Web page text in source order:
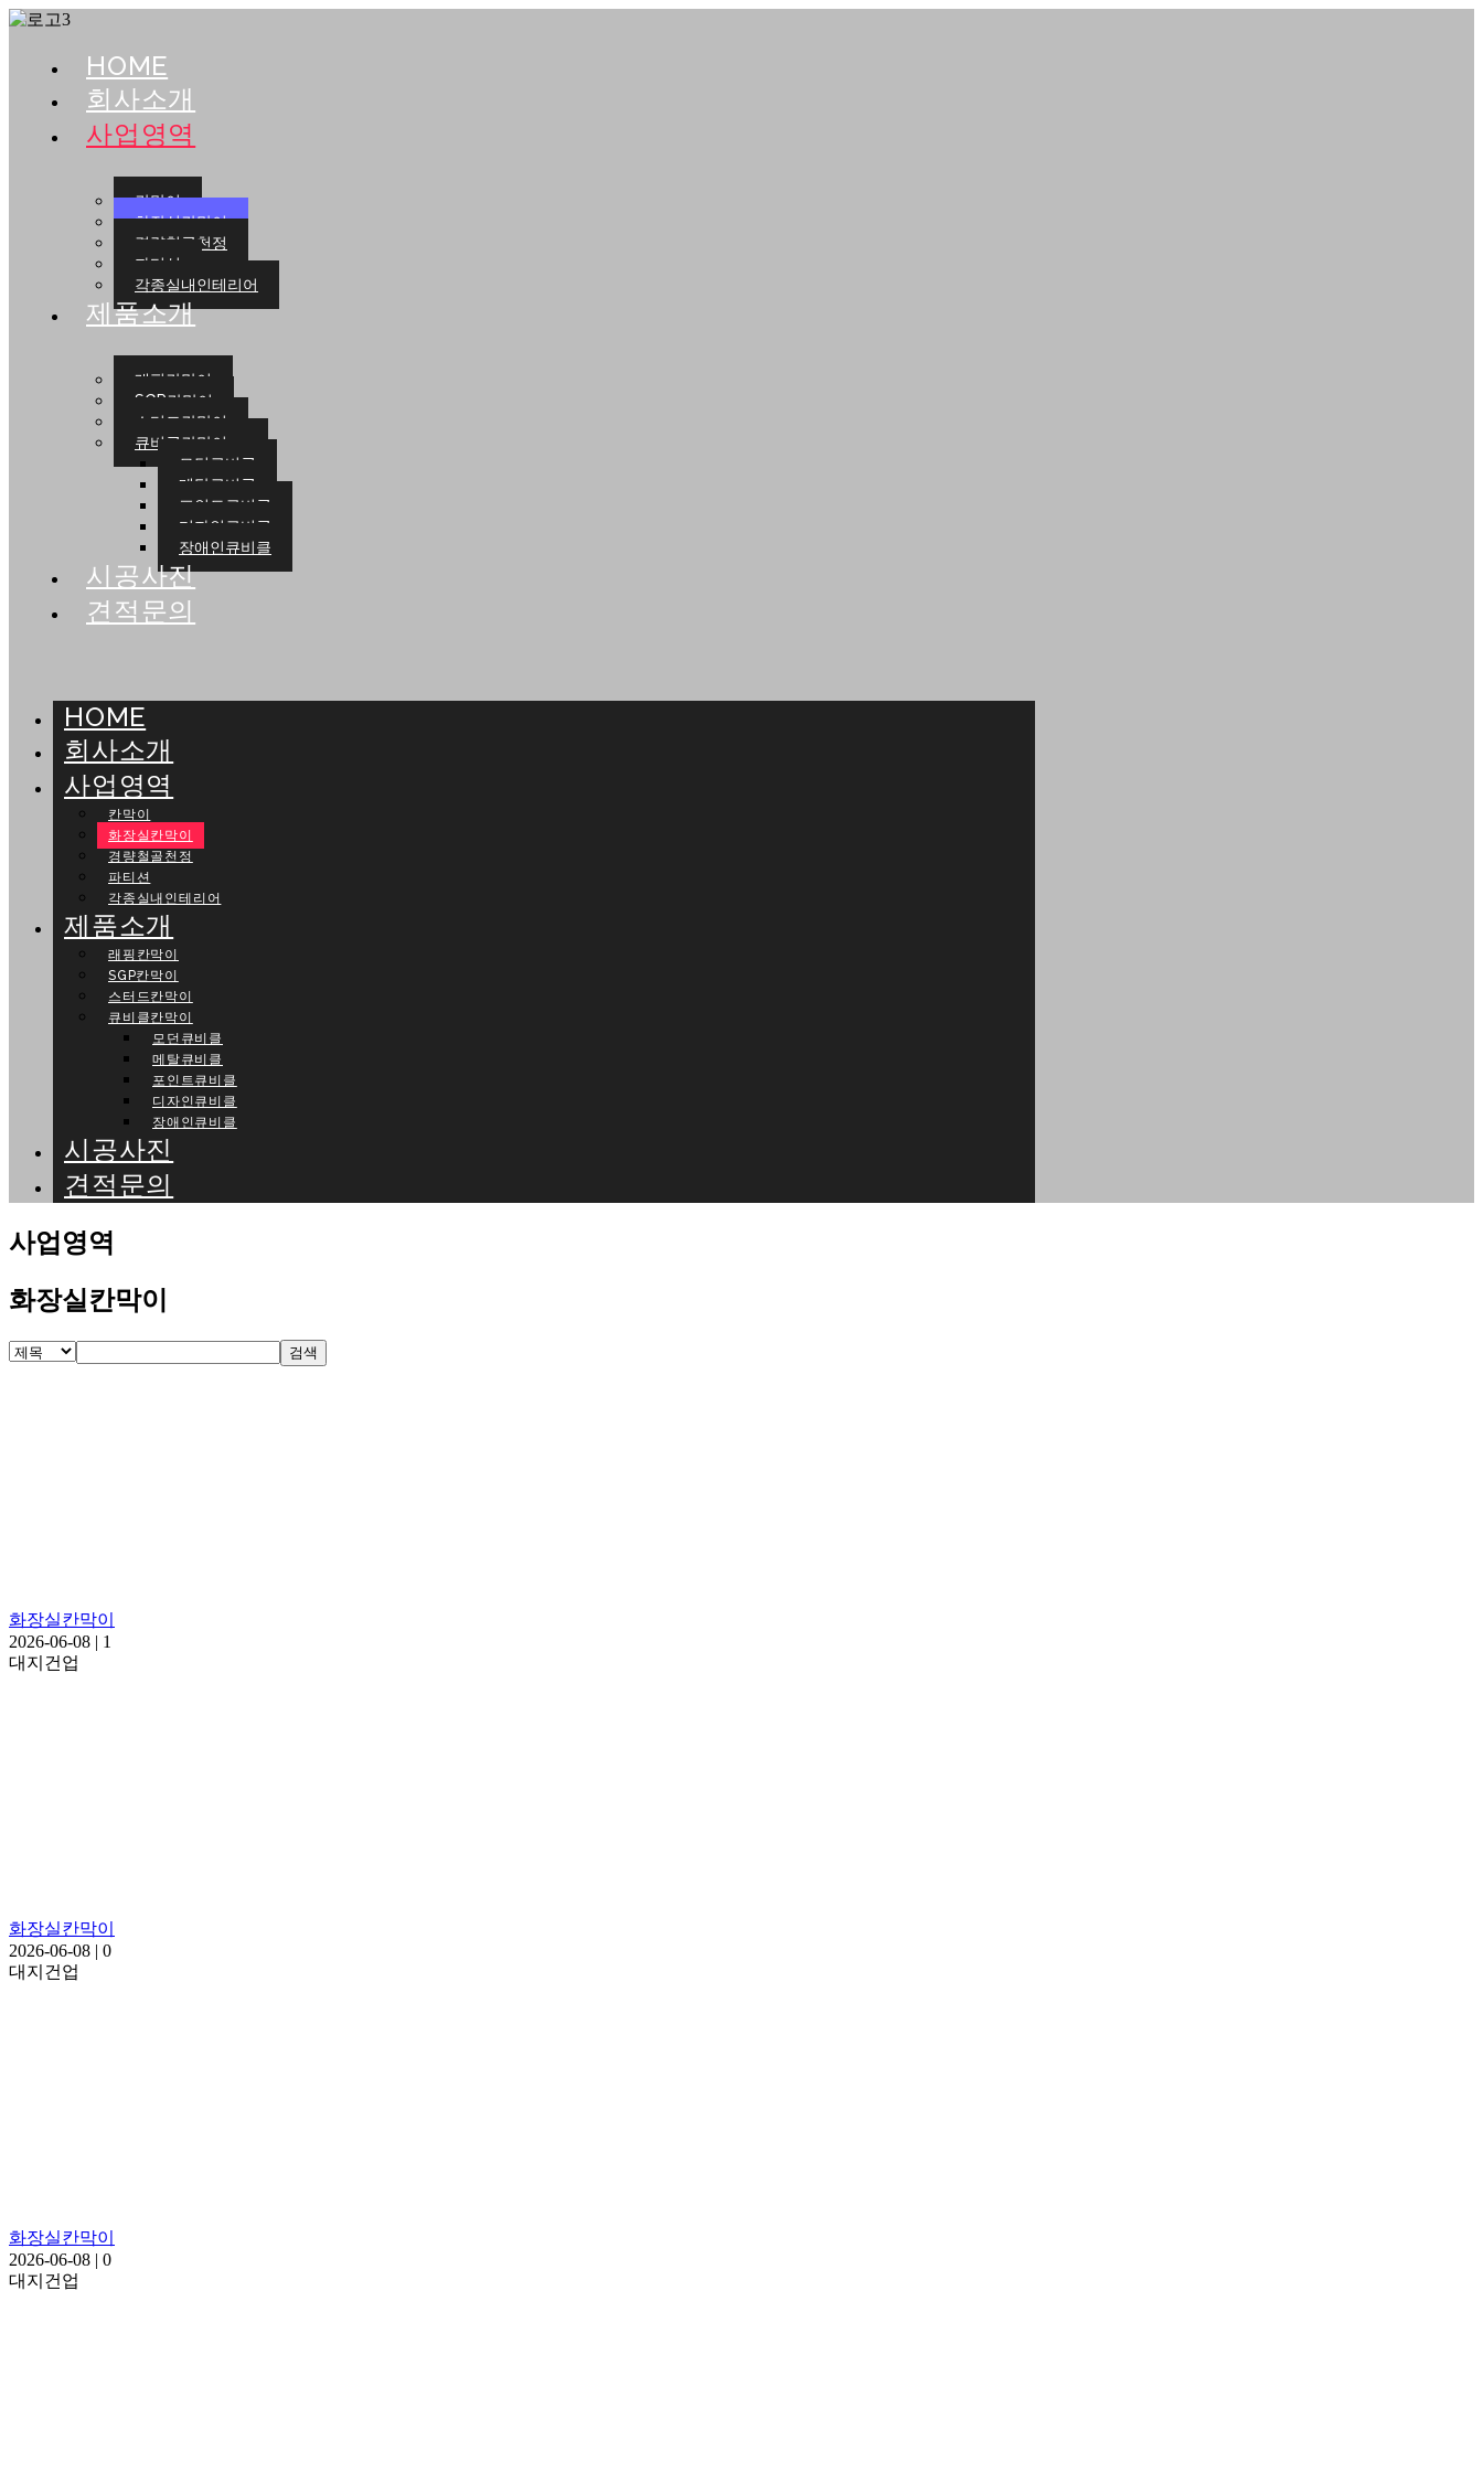
HOME
회사소개
사업영역
칸막이
화장실칸막이
경량철골천정
파티션
각종실내인테리어
제품소개
래핑칸막이
SGP칸막이
스터드칸막이
큐비클칸막이
모던큐비클
메탈큐비클
포인트큐비클
디자인큐비클
장애인큐비클
시공사진
견적문의
HOME
회사소개
사업영역
칸막이
화장실칸막이
경량철골천정
파티션
각종실내인테리어
제품소개
래핑칸막이
SGP칸막이
스터드칸막이
큐비클칸막이
모던큐비클
메탈큐비클
포인트큐비클
디자인큐비클
장애인큐비클
시공사진
견적문의
사업영역
화장실칸막이
검색
화장실칸막이
2026-06-08 | 1
대지건업
화장실칸막이
2026-06-08 | 0
대지건업
화장실칸막이
2026-06-08 | 0
대지건업